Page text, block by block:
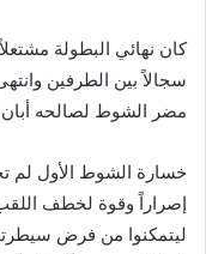
كان نهائي البطولة
مضر الشوط لصالحه أبان
خسارة الشوط الأول لم
إصراراً وقوة لخطف
ليتمكنوا من فرض